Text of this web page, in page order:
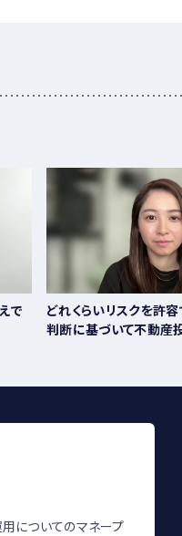
で
どれくらいリスクを許容
判断に基づいて不動産
についてのマネープ